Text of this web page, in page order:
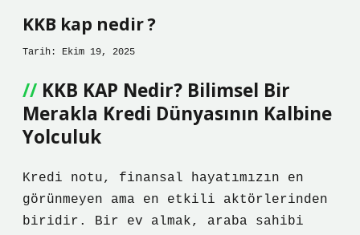
KKB kap nedir ?
Tarih: Ekim 19, 2025
KKB KAP Nedir? Bilimsel Bir
Merakla Kredi Dünyasının Kalbine
Yolculuk
Kredi notu, finansal hayatımızın en
görünmeyen ama en etkili aktörlerinden
biridir. Bir ev almak, araba sahibi